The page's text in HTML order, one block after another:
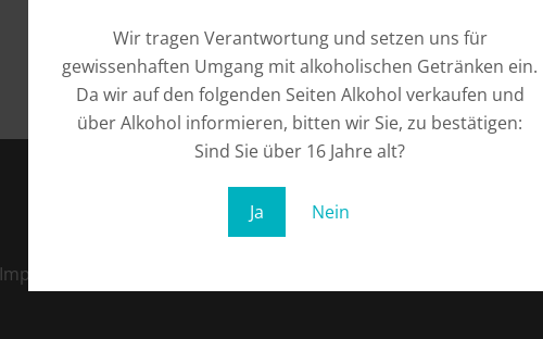
Wir tragen Verantwortung und setzen uns für
gewissenhaften Umgang mit alkoholischen Getränken ein.
Da wir auf den folgenden Seiten Alkohol verkaufen und
über Alkohol informieren, bitten wir Sie, zu bestätigen:
Sind Sie über 16 Jahre alt?
Ja Nein
Impressum